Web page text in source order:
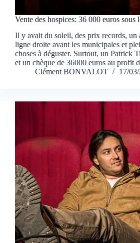
Vente des hospices: 36 000 euros sous
Il y avait du soleil, des prix records, un
ligne droite avant les municipales et
choses à déguster. Surtout, un Patrick
et un chèque de 36000 euros au profit
Clément BONVALOT
17/